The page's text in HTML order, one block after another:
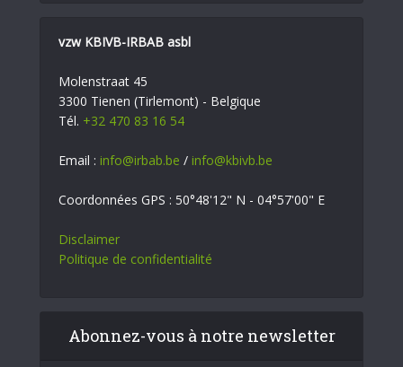
vzw KBIVB-IRBAB asbl
Molenstraat 45
3300 Tienen (Tirlemont) - Belgique
Tél. +32 470 83 16 54
Email : info@irbab.be / info@kbivb.be
Coordonnées GPS : 50°48'12" N - 04°57'00" E
Disclaimer
Politique de confidentialité
Abonnez-vous à notre newsletter